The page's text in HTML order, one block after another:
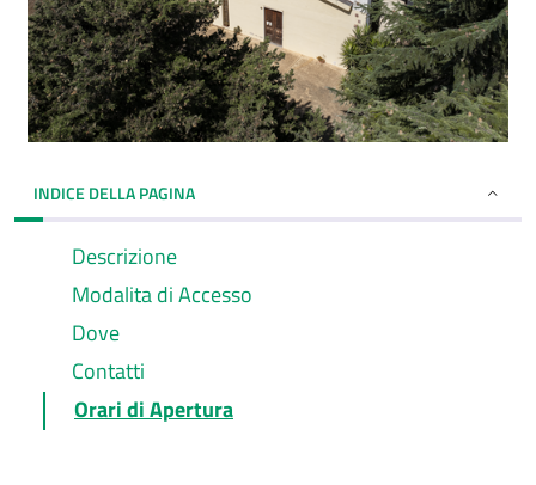
INDICE DELLA PAGINA
Descrizione
Modalita di Accesso
Dove
Contatti
Orari di Apertura